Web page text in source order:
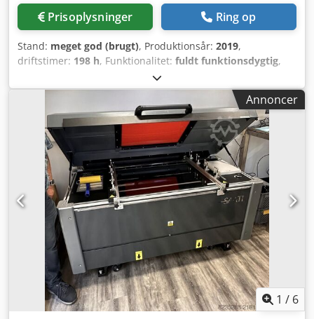
Prisoplysninger Ring op
Stand: meget god (brugt), Produktionsår: 2019,
driftstimer: 198 h, Funktionalitet: fuldt funktionsdygtig,
Magnus Trendsetter Achieve 800 V, manuel model Model:
TEE Byggeår: 2019 Dsdszlr H Depfx Ak Ujck
Annoncer
1 / 6